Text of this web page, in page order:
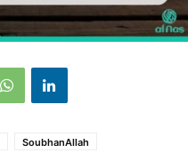
SoubhanAllah